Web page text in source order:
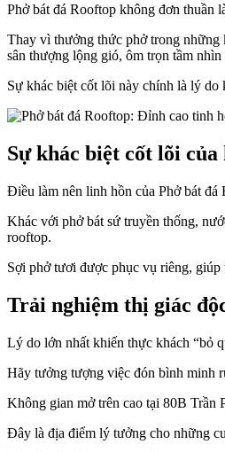
Phở bát đá Rooftop không đơn thuần
Thay vì thưởng thức phở trong những
sân thượng lộng gió, ôm trọn tầm nhìn
Sự khác biệt cốt lõi này chính là lý do
Sự khác biệt cốt lõi
Điều làm nên linh hồn của Phở bát đá
Khác với phở bát sứ truyền thống,
rooftop.
Sợi phở tươi được phục vụ riêng,
Trải nghiệm thị giác
Lý do lớn nhất khiến thực khách “bỏ
Hãy tưởng tượng việc đón bình minh
Không gian mở trên cao tại 80B Trần
Đây là địa điểm lý tưởng cho những